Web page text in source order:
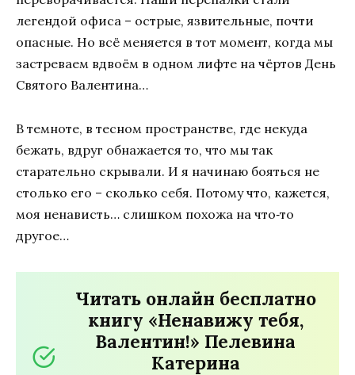
легендой офиса – острые, язвительные, почти
опасные. Но всё меняется в тот момент, когда мы
застреваем вдвоём в одном лифте на чёртов День
Святого Валентина…
В темноте, в тесном пространстве, где некуда
бежать, вдруг обнажается то, что мы так
старательно скрывали. И я начинаю бояться не
столько его – сколько себя. Потому что, кажется,
моя ненависть… слишком похожа на что‑то
другое…
Читать онлайн бесплатно
книгу «Ненавижу тебя,
Валентин!» Пелевина
Катерина